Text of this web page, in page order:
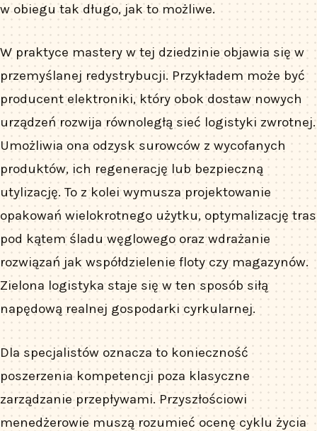
w obiegu tak długo, jak to możliwe.
W praktyce mastery w tej dziedzinie objawia się w
przemyślanej redystrybucji. Przykładem może być
producent elektroniki, który obok dostaw nowych
urządzeń rozwija równoległą sieć logistyki zwrotnej.
Umożliwia ona odzysk surowców z wycofanych
produktów, ich regenerację lub bezpieczną
utylizację. To z kolei wymusza projektowanie
opakowań wielokrotnego użytku, optymalizację tras
pod kątem śladu węglowego oraz wdrażanie
rozwiązań jak współdzielenie floty czy magazynów.
Zielona logistyka staje się w ten sposób siłą
napędową realnej gospodarki cyrkularnej.
Dla specjalistów oznacza to konieczność
poszerzenia kompetencji poza klasyczne
zarządzanie przepływami. Przyszłościowi
menedżerowie muszą rozumieć ocenę cyklu życia